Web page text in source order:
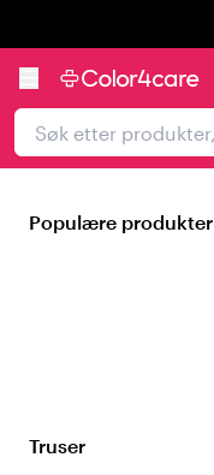
Populære produkter
Truser